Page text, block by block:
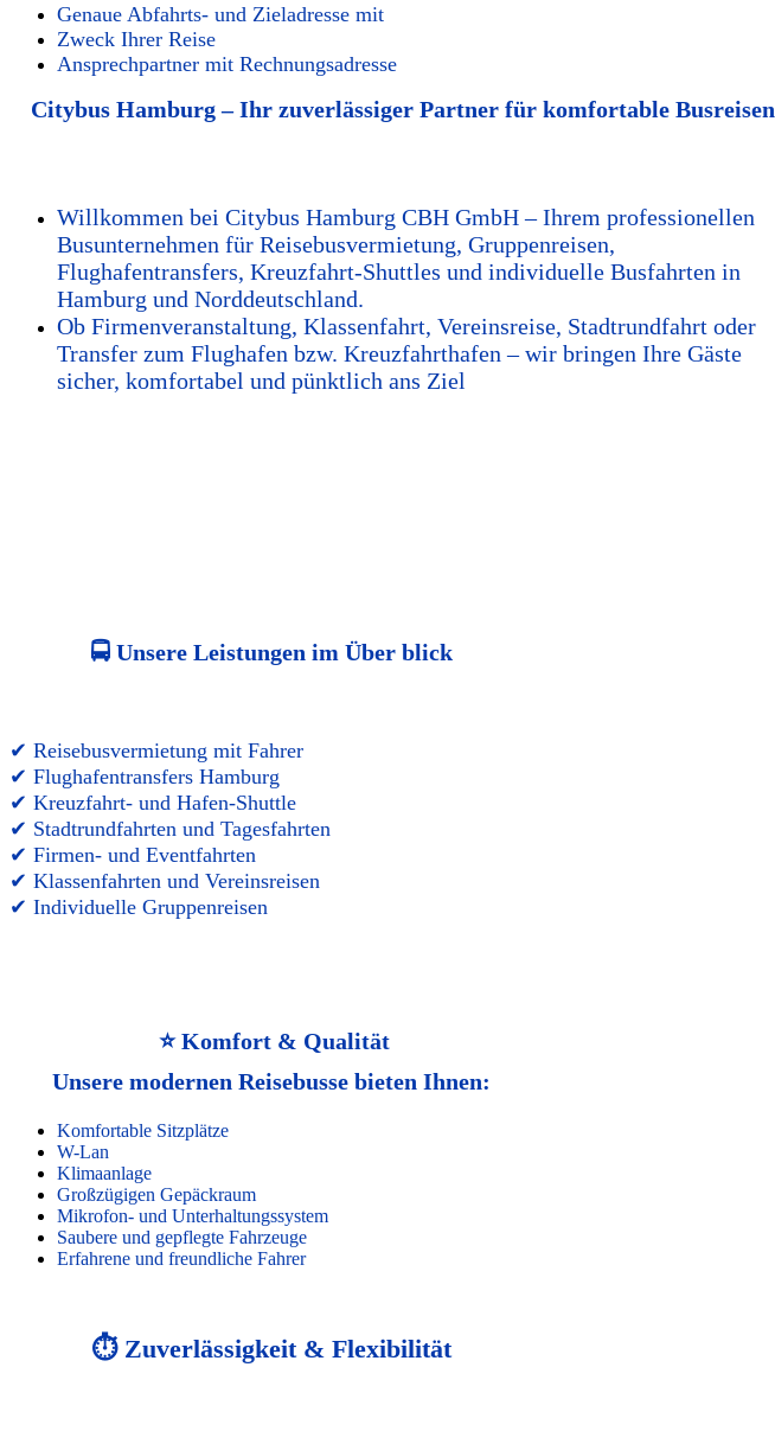
Genaue Abfahrts- und Zieladresse mit
Zweck Ihrer Reise
Ansprechpartner mit Rechnungsadresse
Citybus Hamburg – Ihr zuverlässiger Partner für komfortable Busreisen
Willkommen bei Citybus Hamburg CBH GmbH – Ihrem professionellen
Busunternehmen für Reisebusvermietung, Gruppenreisen,
Flughafentransfers, Kreuzfahrt-Shuttles und individuelle Busfahrten in
Hamburg und Norddeutschland.
Ob Firmenveranstaltung, Klassenfahrt, Vereinsreise, Stadtrundfahrt oder
Transfer zum Flughafen bzw. Kreuzfahrthafen – wir bringen Ihre Gäste
sicher, komfortabel und pünktlich ans Ziel
🚍 Unsere Leistungen im Über blick
✔ Reisebusvermietung mit Fahrer
✔ Flughafentransfers Hamburg
✔ Kreuzfahrt- und Hafen-Shuttle
✔ Stadtrundfahrten und Tagesfahrten
✔ Firmen- und Eventfahrten
✔ Klassenfahrten und Vereinsreisen
✔ Individuelle Gruppenreisen
⭐ Komfort & Qualität
Unsere modernen Reisebusse bieten Ihnen:
Komfortable Sitzplätze
W-Lan
Klimaanlage
Großzügigen Gepäckraum
Mikrofon- und Unterhaltungssystem
Saubere und gepflegte Fahrzeuge
Erfahrene und freundliche Fahrer
⏱️ Zuverlässigkeit & Flexibilität